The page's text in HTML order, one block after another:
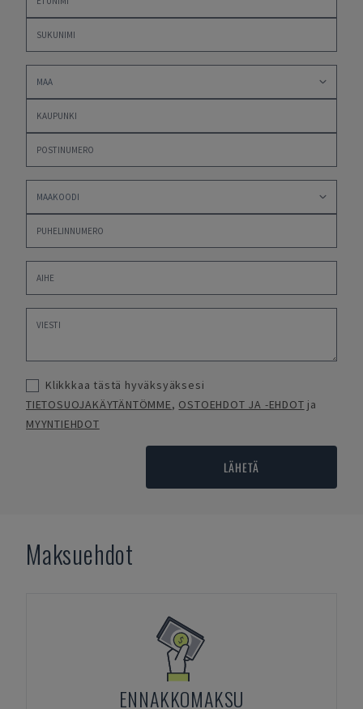
Klikkkaa tästä hyväksyäksesi
TIETOSUOJAKÄYTÄNTÖMME, OSTOEHDOT JA -EHDOT ja
MYYNTIEHDOT
LÄHETÄ
Maksuehdot
ENNAKKOMAKSU